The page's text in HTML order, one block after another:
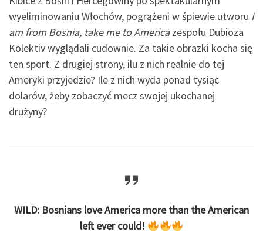
wyeliminowaniu Włochów, pogrążeni w śpiewie utworu I
am from Bosnia, take me to Americazespołu Dubioza
Kolektiv wyglądali cudownie. Za takie obrazki kocha się
ten sport. Z drugiej strony, ilu z nich realnie do tej
Ameryki przyjedzie? Ile z nich wyda ponad tysiąc
dolarów, żeby zobaczyć mecz swojej ukochanej
drużyny?
WILD: Bosnians love America more than the American
left ever could!